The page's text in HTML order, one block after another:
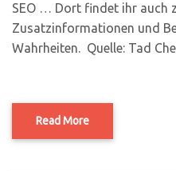
SEO … Dort findet ihr auch
Zusatzinformationen und
Wahrheiten. Quelle: Tad
Read More